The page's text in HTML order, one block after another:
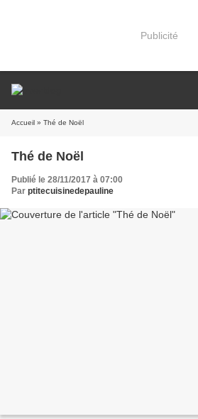
Publicité
Accueil » Thé de Noël
Thé de Noël
Publié le 28/11/2017 à 07:00
Par ptitecuisinedepauline